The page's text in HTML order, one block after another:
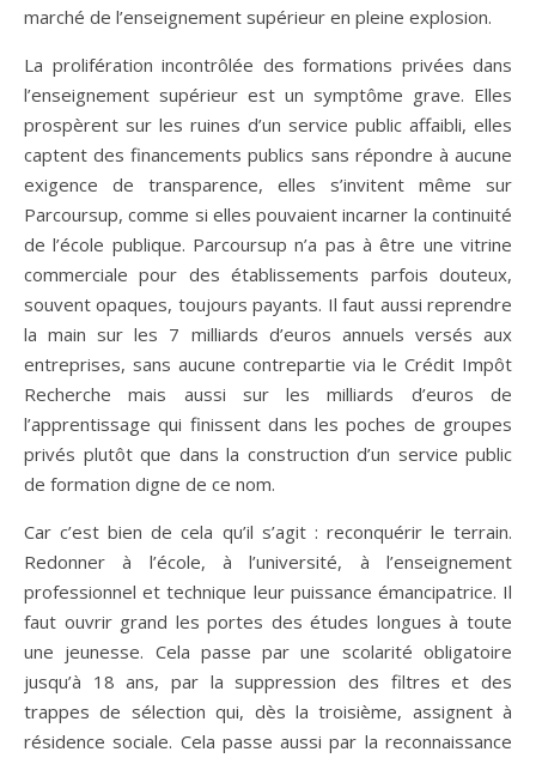
marché de l’enseignement supérieur en pleine explosion.
La prolifération incontrôlée des formations privées dans
l’enseignement supérieur est un symptôme grave. Elles
prospèrent sur les ruines d’un service public affaibli, elles
captent des financements publics sans répondre à aucune
exigence de transparence, elles s’invitent même sur
Parcoursup, comme si elles pouvaient incarner la continuité
de l’école publique. Parcoursup n’a pas à être une vitrine
commerciale pour des établissements parfois douteux,
souvent opaques, toujours payants. Il faut aussi reprendre
la main sur les 7 milliards d’euros annuels versés aux
entreprises, sans aucune contrepartie via le Crédit Impôt
Recherche mais aussi sur les milliards d’euros de
l’apprentissage qui finissent dans les poches de groupes
privés plutôt que dans la construction d’un service public
de formation digne de ce nom.
Car c’est bien de cela qu’il s’agit : reconquérir le terrain.
Redonner à l’école, à l’université, à l’enseignement
professionnel et technique leur puissance émancipatrice. Il
faut ouvrir grand les portes des études longues à toute
une jeunesse. Cela passe par une scolarité obligatoire
jusqu’à 18 ans, par la suppression des filtres et des
trappes de sélection qui, dès la troisième, assignent à
résidence sociale. Cela passe aussi par la reconnaissance